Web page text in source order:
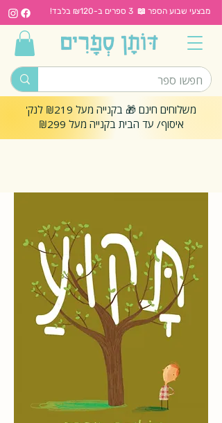
מבצעי שבוע הספר 📖 3 ספרים ב-₪120 בלבד!
משלוחים חינם 🎁 בקנייה מעל ₪219 לנק'
איסוף/ עד הבית בקנייה מעל ₪299